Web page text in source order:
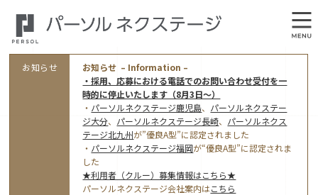
オフィス案内・アクセス
お知らせ
お知らせ – Information –
・採用、応募における電話でのお問い合わせ受付を一
時的に停止いたします（8月3日～）
・ パーソルネクステージ鹿児島、 パーソルネクステー
ジ大分、 パーソルネクステージ長崎、 パーソルネクス
テージ北九州が”優良A型”に認定されました
・ パーソルネクステージ福岡が“優良A型”に認定されま
した
★利用者（クルー）募集情報はこちら★
パーソルネクステージ会社案内はこちら